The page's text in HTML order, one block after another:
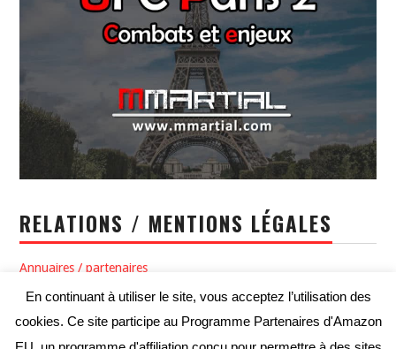
RELATIONS / MENTIONS LÉGALES
Annuaires / partenaires
Politique de confidentialité / Conditions générales d’utilisation
Conditions générales de vente
En continuant à utiliser le site, vous acceptez l’utilisation des
cookies. Ce site participe au Programme Partenaires d'Amazon